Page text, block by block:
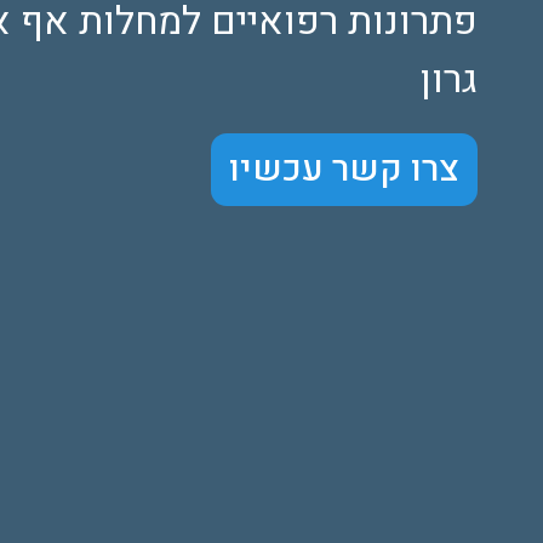
פתרונות רפואיים למחלות אף
גרון
צרו קשר עכשיו